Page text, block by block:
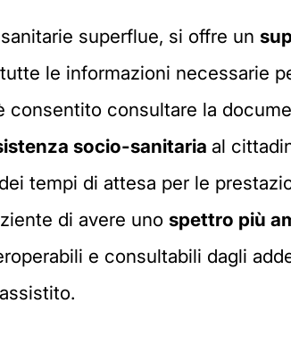
superflue, si offre un
le informazioni necessarie
consentito consultare la
socio-sanitaria al
tempi di attesa per le
di avere uno spettro più
e consultabili dagli